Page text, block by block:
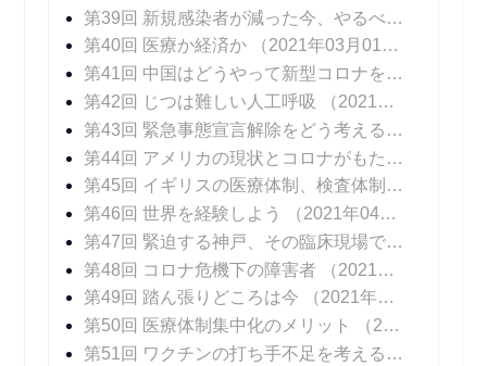
第39回 新規感染者が減った今、やるべきこと
第40回 医療か経済か
（2021年03月01日 掲載）
第41回 中国はどうやって新型コロナを抑え込んだのか
第42回 じつは難しい人工呼吸
（2021年03月15日 掲載）
第43回 緊急事態宣言解除をどう考えるか
第44回 アメリカの現状とコロナがもたらしたイノベーション
第45回 イギリスの医療体制、検査体制
（2021年
第46回 世界を経験しよう
（2021年04月12日 掲載）
第47回 緊迫する神戸、その臨床現場では
第48回 コロナ危機下の障害者
（2021年04月26日 掲載）
第49回 踏ん張りどころは今
（2021年05月03日 掲載）
第50回 医療体制集中化のメリット
（2021年05月10日 掲載）
第51回 ワクチンの打ち手不足を考える
（2021年